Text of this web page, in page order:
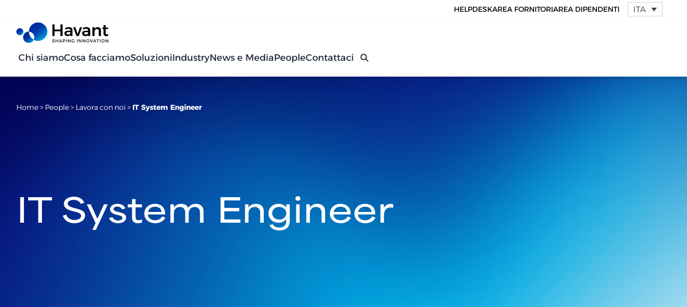
HELPDESKAREA FORNITORIAREA DIPENDENTI ITA
Chi siamoCosa facciamoSoluzioniIndustryNews e MediaPeopleContattaci
Home> People> Lavora con noi > IT System Engineer
IT System Engineer